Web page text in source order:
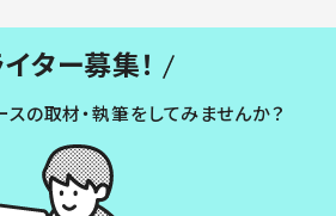
ター募集！
スの取材・執筆をしてみませんか？